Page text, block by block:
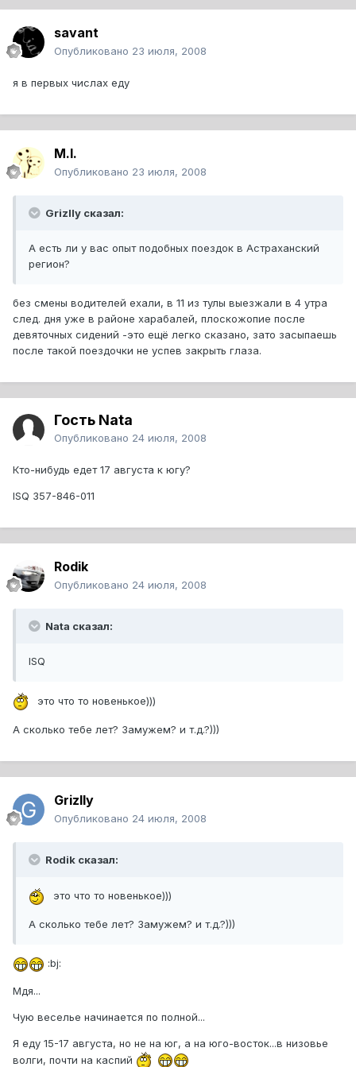
savant
Опубликовано 23 июля, 2008
я в первых числах еду
M.I.
Опубликовано 23 июля, 2008
Grizlly сказал:
А есть ли у вас опыт подобных поездок в Астраханский
регион?
без смены водителей ехали, в 11 из тулы выезжали в 4 утра
след. дня уже в районе харабалей, плоскожопие после
девяточных сидений -это ещё легко сказано, зато засыпаешь
после такой поездочки не успев закрыть глаза.
Гость Nata
Опубликовано 24 июля, 2008
Кто-нибудь едет 17 августа к югу?
ISQ 357-846-011
Rodik
Опубликовано 24 июля, 2008
Nata сказал:
ISQ
это что то новенькое)))
А сколько тебе лет? Замужем? и т.д.?)))
Grizlly
Опубликовано 24 июля, 2008
Rodik сказал:
это что то новенькое)))
А сколько тебе лет? Замужем? и т.д.?)))
:bj:
Мдя...
Чую веселье начинается по полной...
Я еду 15-17 августа, но не на юг, а на юго-восток...в низовье
волги, почти на каспий